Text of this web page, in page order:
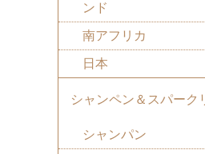
ンド
南アフリカ
日本
シャンペン＆スパーク
シャンパン